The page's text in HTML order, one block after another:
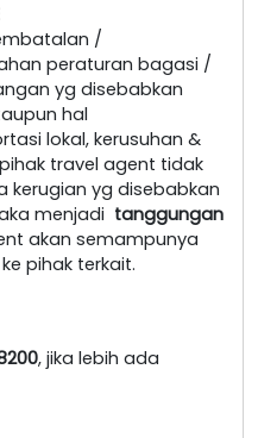
/
peraturan bagasi /
yg disebabkan
hal
lokal, kerusuhan &
travel agent tidak
yg disebabkan
menjadi tanggungan
akan semampunya
pihak terkait.
, jika lebih ada